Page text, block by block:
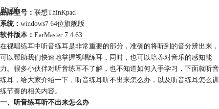
购买
品牌型号： 联想ThinKpad
系统： windows7 64位旗舰版
软件版本： EarMaster 7.4.63
在视唱练耳中听音练耳是非常重要的部分，准确的将听到的音分辨出来，
可以帮助我们快速地掌握视唱练耳，同时，也可以培养对音乐的感知能
力。很多小伙伴对听音练耳不了解，也不知道如何入手学习，下面就听音
练耳，给大家介绍一下，听音练耳听不出来怎么办，以及听音练耳怎么训
练节奏的相关内容。
一、听音练耳听不出来怎么办